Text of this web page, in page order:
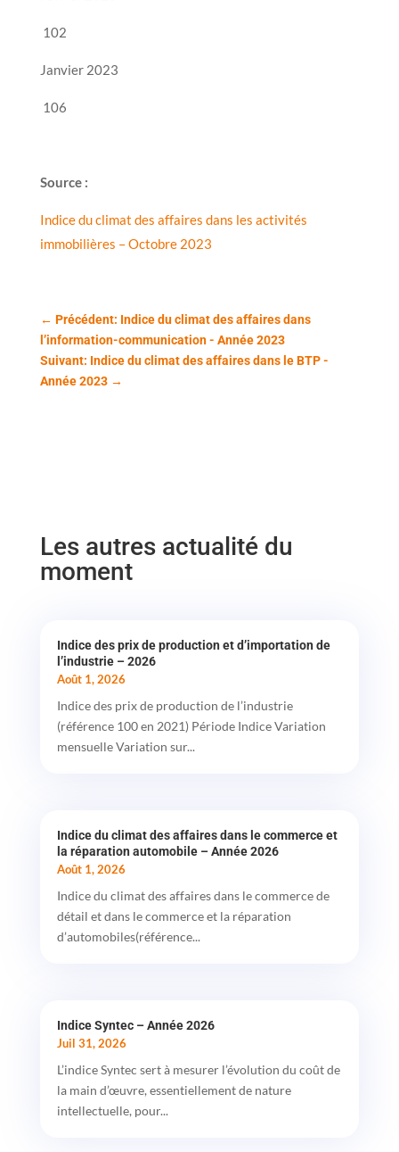
102
Janvier 2023
106
Source :
Indice du climat des affaires dans les activités
immobilières – Octobre 2023
← Précédent: Indice du climat des affaires dans
l’information-communication - Année 2023
Suivant: Indice du climat des affaires dans le BTP -
Année 2023→
Les autres actualité du
moment
Indice des prix de production et d’importation de
l’industrie – 2026
Août 1, 2026
Indice des prix de production de l’industrie
(référence 100 en 2021) Période Indice Variation
mensuelle Variation sur...
Indice du climat des affaires dans le commerce et
la réparation automobile – Année 2026
Août 1, 2026
Indice du climat des affaires dans le commerce de
détail et dans le commerce et la réparation
d’automobiles(référence...
Indice Syntec – Année 2026
Juil 31, 2026
L’indice Syntec sert à mesurer l’évolution du coût de
la main d’œuvre, essentiellement de nature
intellectuelle, pour...